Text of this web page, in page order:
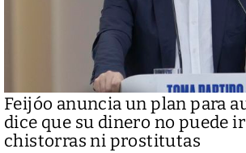
Feijóo anuncia un plan para
dice que su dinero no puede
chistorras ni prostitutas